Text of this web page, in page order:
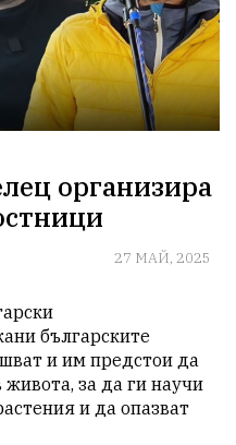
организира
27 МАЙ, 2025
българските
и им предстои да
за да ги научи
и да опазват